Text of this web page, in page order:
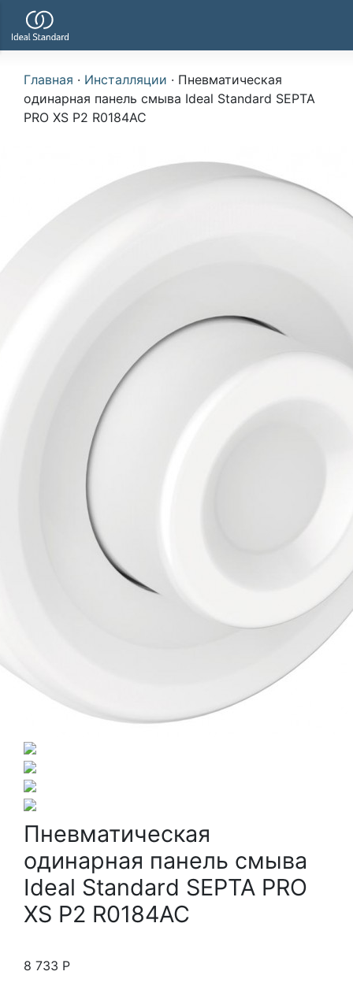
Главная · Инсталляции · Пневматическая
одинарная панель смыва Ideal Standard SEPTA
PRO XS P2 R0184AC
Пневматическая
одинарная панель смыва
Ideal Standard SEPTA PRO
XS P2 R0184AC
8 733 Р